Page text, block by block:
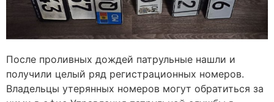
После проливных дождей патрульные нашли и
получили целый ряд регистрационных номеров.
Владельцы утерянных номеров могут обратиться за